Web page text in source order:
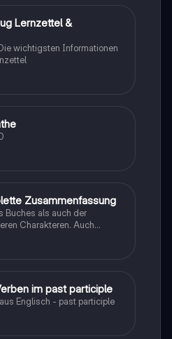
Lernzettel &
wichtigsten Informationen
Zusammenfassung
Buches als auch der
Charakteren. Auch
ohne KI erstellt
im past participle
Englisch - past participle